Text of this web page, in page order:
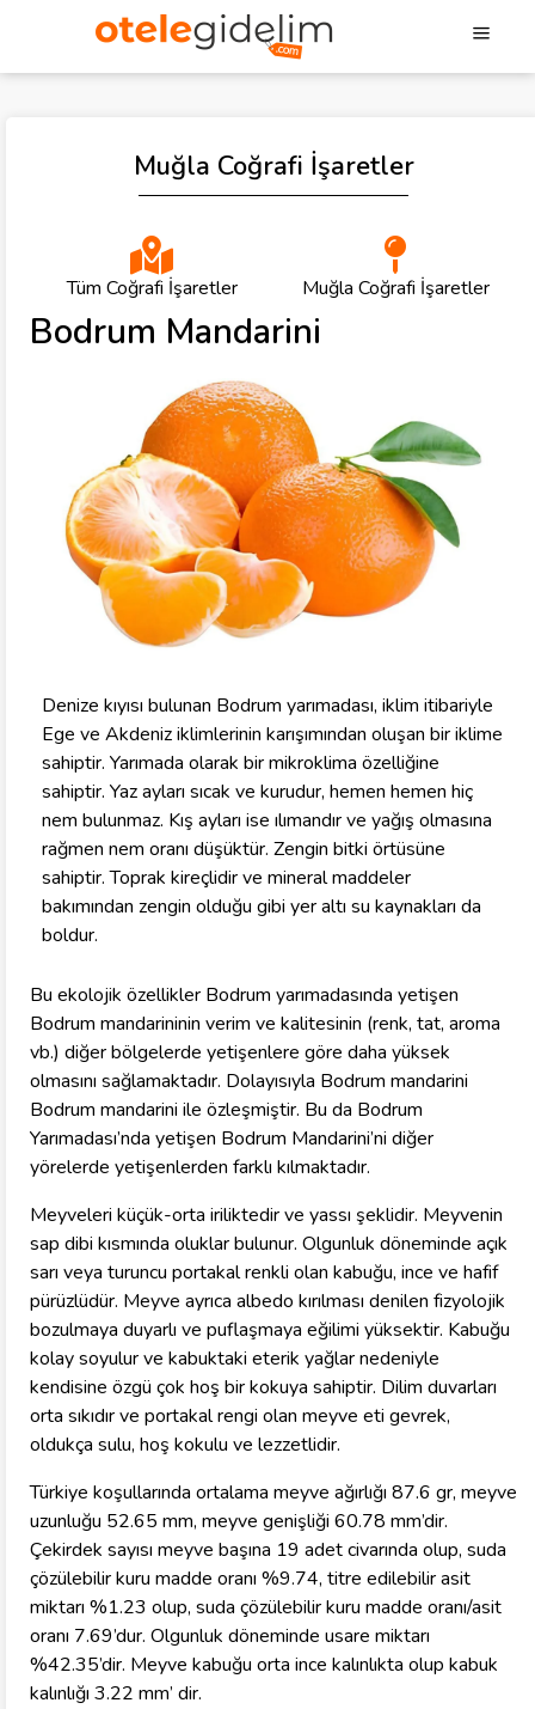
Muğla Coğrafi İşaretler
Tüm Coğrafi İşaretler Muğla Coğrafi İşaretler
Bodrum Mandarini
Denize kıyısı bulunan Bodrum yarımadası, iklim itibariyle
Ege ve Akdeniz iklimlerinin karışımından oluşan bir iklime
sahiptir. Yarımada olarak bir mikroklima özelliğine
sahiptir. Yaz ayları sıcak ve kurudur, hemen hemen hiç
nem bulunmaz. Kış ayları ise ılımandır ve yağış olmasına
rağmen nem oranı düşüktür. Zengin bitki örtüsüne
sahiptir. Toprak kireçlidir ve mineral maddeler
bakımından zengin olduğu gibi yer altı su kaynakları da
boldur.
Bu ekolojik özellikler Bodrum yarımadasında yetişen
Bodrum mandarininin verim ve kalitesinin (renk, tat, aroma
vb.) diğer bölgelerde yetişenlere göre daha yüksek
olmasını sağlamaktadır. Dolayısıyla Bodrum mandarini
Bodrum mandarini ile özleşmiştir. Bu da Bodrum
Yarımadası’nda yetişen Bodrum Mandarini’ni diğer
yörelerde yetişenlerden farklı kılmaktadır.
Meyveleri küçük-orta iriliktedir ve yassı şeklidir. Meyvenin
sap dibi kısmında oluklar bulunur. Olgunluk döneminde açık
sarı veya turuncu portakal renkli olan kabuğu, ince ve hafif
pürüzlüdür. Meyve ayrıca albedo kırılması denilen fizyolojik
bozulmaya duyarlı ve puflaşmaya eğilimi yüksektir. Kabuğu
kolay soyulur ve kabuktaki eterik yağlar nedeniyle
kendisine özgü çok hoş bir kokuya sahiptir. Dilim duvarları
orta sıkıdır ve portakal rengi olan meyve eti gevrek,
oldukça sulu, hoş kokulu ve lezzetlidir.
Türkiye koşullarında ortalama meyve ağırlığı 87.6 gr, meyve
uzunluğu 52.65 mm, meyve genişliği 60.78 mm’dir.
Çekirdek sayısı meyve başına 19 adet civarında olup, suda
çözülebilir kuru madde oranı %9.74, titre edilebilir asit
miktarı %1.23 olup, suda çözülebilir kuru madde oranı/asit
oranı 7.69’dur. Olgunluk döneminde usare miktarı
%42.35’dir. Meyve kabuğu orta ince kalınlıkta olup kabuk
kalınlığı 3.22 mm’ dir.